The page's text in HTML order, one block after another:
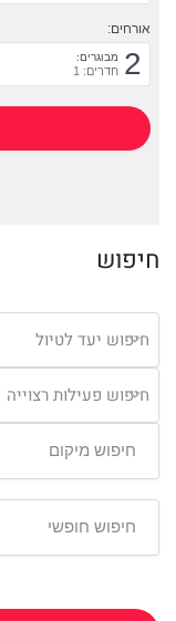
אורחים:
2 מבוגרים:
חדרים: 1
חיפוש
חיפוש יעד לטיול
חיפוש פעילות רצוייה